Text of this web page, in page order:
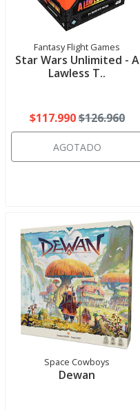
Fantasy Flight Games
Star Wars Unlimited - A
Lawless T..
$117.990$126.960
AGOTADO
Space Cowboys
Dewan